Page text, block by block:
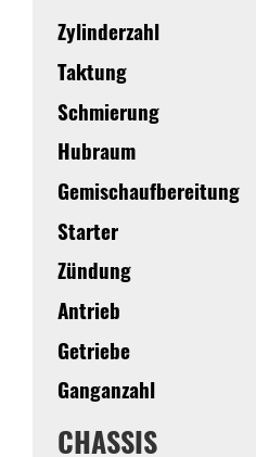
Zylinderzahl
Taktung
Schmierung
Hubraum
Gemischaufbereitung
Starter
Zündung
Antrieb
Getriebe
Ganganzahl
CHASSIS